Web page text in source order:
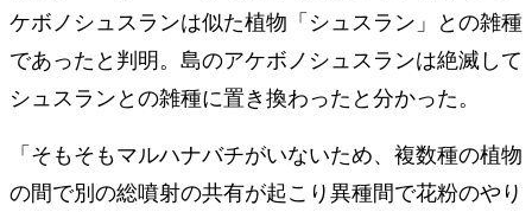
ケボノシュスランは似た植物「シュスラン」との雑種
であったと判明。島のアケボノシュスランは絶滅して
シュスランとの雑種に置き換わったと分かった。
「そもそもマルハナバチがいないため、複数種の植物
の間で別の総噴射の共有が起こり異種間で花粉のやり